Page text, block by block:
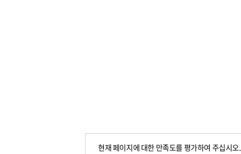
현재 페이지에 대한 만족도를 평가하여 주십시오.